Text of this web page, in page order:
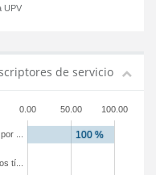
UPV
de servicio
0.00 50.00 100.00
tí...
...